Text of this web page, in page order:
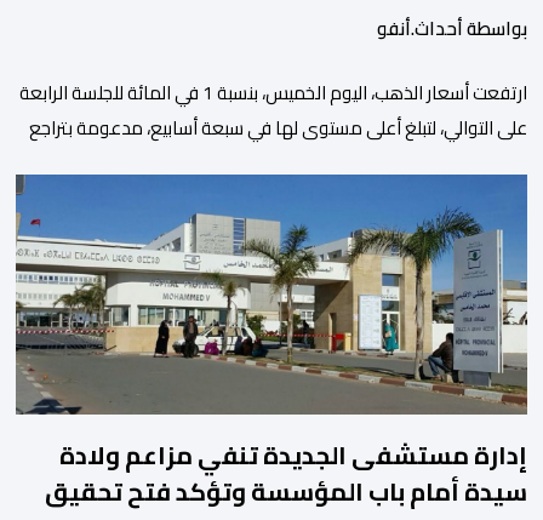
بواسطة أحداث.أنفو
ارتفعت أسعار الذهب، اليوم الخميس، بنسبة 1 في المائة للجلسة الرابعة
على التوالي، لتبلغ أعلى مستوى لها في سبعة أسابيع، مدعومة بتراجع
مسجلا أعلى مستوى له منذ 18 يونيو الماضي، فيما ارتفعت العقود
الأمريكية الآجلة […]
إدارة مستشفى الجديدة تنفي مزاعم ولادة
سيدة أمام باب المؤسسة وتؤكد فتح تحقيق